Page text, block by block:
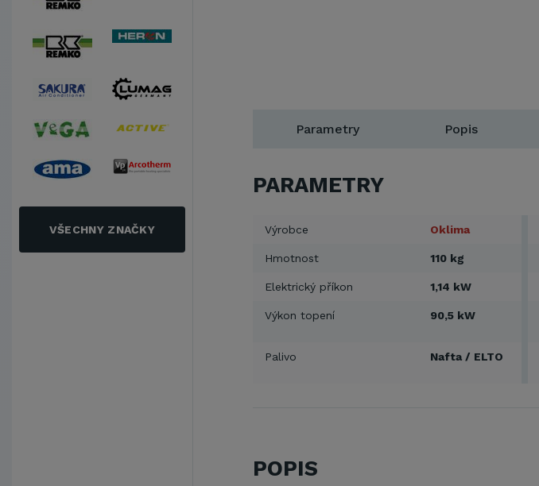
VŠECHNY ZNAČKY
Parametry Popis
PARAMETRY
Výrobce Oklima
Hmotnost 110 kg
Elektrický příkon 1,14 kW
Výkon topení 90,5 kW
Palivo Nafta / ELTO
POPIS